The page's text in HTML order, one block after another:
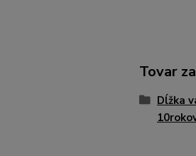
Tovar
Dĺžka